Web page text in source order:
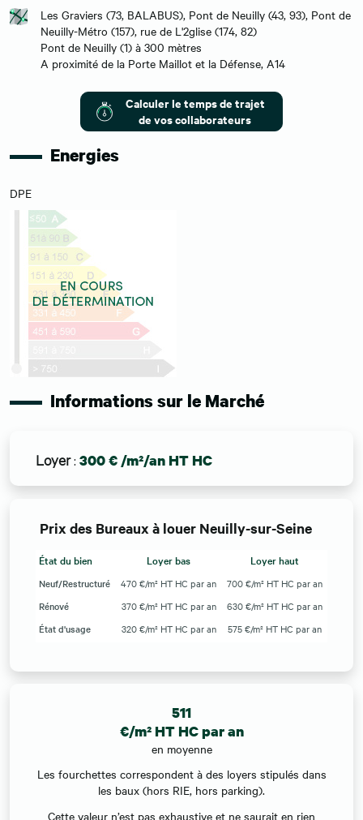
Les Graviers (73, BALABUS), Pont de Neuilly (43, 93), Pont de
Neuilly-Métro (157), rue de L'2glise (174, 82)
Pont de Neuilly (1) à 300 mètres
A proximité de la Porte Maillot et la Défense, A14
Calculer le temps de trajet
de vos collaborateurs
Energies
DPE
Informations sur le Marché
Loyer: 300 € /m²/an HT HC
Prix des Bureaux à louer Neuilly-sur-Seine
État du bien Loyer bas Loyer haut
Neuf/Restructuré 470 €/m² HT HC par an
700 €/m² HT HC par an
Rénové
370 €/m² HT HC par an
630 €/m² HT HC par an
État d'usage
320 €/m² HT HC par an 575 €/m² HT HC par an
511
€/m² HT HC par an
en moyenne
Les fourchettes correspondent à des loyers stipulés dans
les baux (hors RIE, hors parking).
Cette valeur n’est pas exhaustive et ne saurait en rien